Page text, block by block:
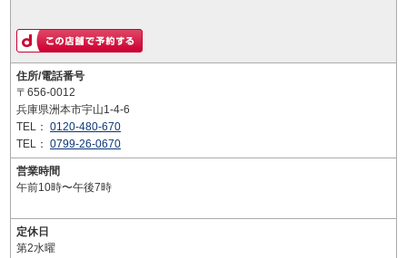
住所/電話番号
〒656-0012
兵庫県洲本市宇山1-4-6
TEL： 0120-480-670
TEL： 0799-26-0670
営業時間
午前10時〜午後7時
定休日
第2水曜